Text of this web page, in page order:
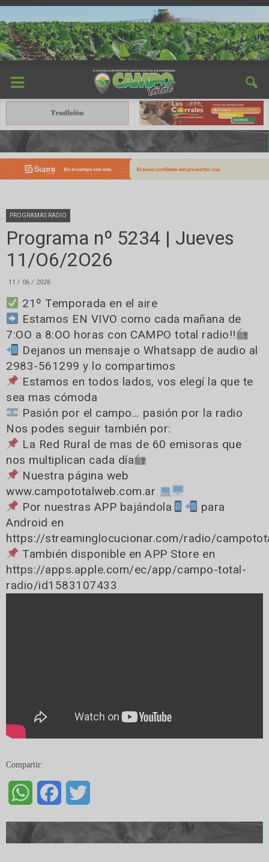
PROGRAMAS RADIO
Programa nº 5234 | Jueves
11/O6/2O26
11 / 06 / 2026
21º Temporada en el aire
Estamos EN VIVO como cada mañana de
7:OO a 8:OO horas con CAMPO total radio!!
Dejanos un mensaje o Whatsapp de audio al
2983-561299 y lo compartimos
Estamos en todos lados, vos elegí la que te
sea mas cómoda
Pasión por el campo… pasión por la radio
Nos podes seguir también por:
La Red Rural de mas de 60 emisoras que
nos multiplican cada día
Nuestra página web
www.campototalweb.com.ar
Por nuestras APP bajándola
para
Android en
https://streaminglocucionar.com/radio/
También disponible en APP Store en
https://apps.apple.com/ec/app/campo-total-
radio/id1583107433
Compartir:
WhatsAppFacebook